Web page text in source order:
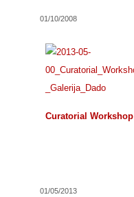
01/10/2008
Curatorial Workshop
01/05/2013